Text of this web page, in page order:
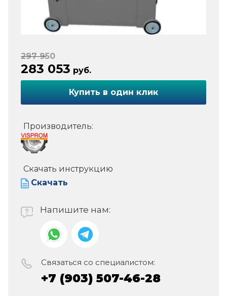
297 950
283 053 руб.
Купить в один клик
Производитель:
Скачать инструкцию
Скачать
Напишите нам:
Связаться со специалистом:
+7 (903) 507-46-28